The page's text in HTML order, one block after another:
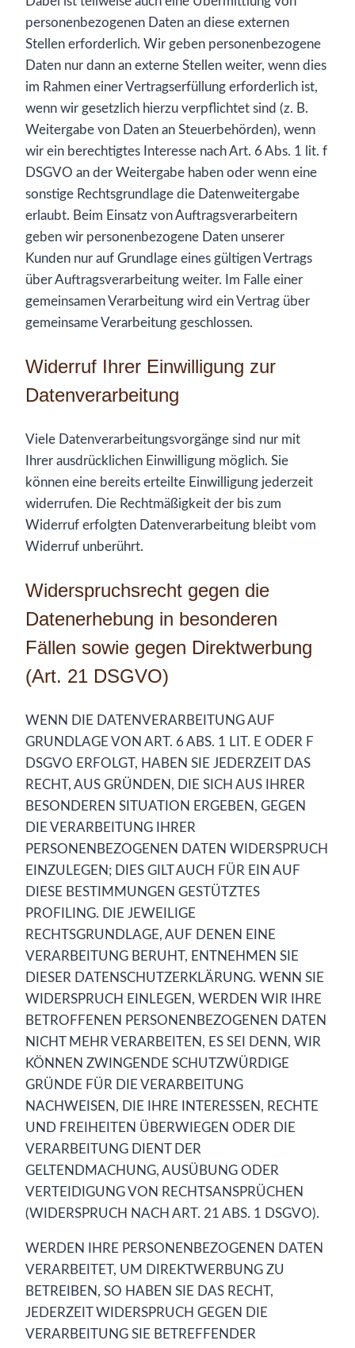
personenbezogenen Daten an diese externen
Stellen erforderlich. Wir geben personenbezogene
Daten nur dann an externe Stellen weiter, wenn dies
im Rahmen einer Vertragserfüllung erforderlich ist,
wenn wir gesetzlich hierzu verpflichtet sind (z. B.
Weitergabe von Daten an Steuerbehörden), wenn
wir ein berechtigtes Interesse nach Art. 6 Abs. 1 lit. f
DSGVO an der Weitergabe haben oder wenn eine
sonstige Rechtsgrundlage die Datenweitergabe
erlaubt. Beim Einsatz von Auftragsverarbeitern
geben wir personenbezogene Daten unserer
Kunden nur auf Grundlage eines gültigen Vertrags
über Auftragsverarbeitung weiter. Im Falle einer
gemeinsamen Verarbeitung wird ein Vertrag über
gemeinsame Verarbeitung geschlossen.
Widerruf Ihrer Einwilligung zur
Datenverarbeitung
Viele Datenverarbeitungsvorgänge sind nur mit
Ihrer ausdrücklichen Einwilligung möglich. Sie
können eine bereits erteilte Einwilligung jederzeit
widerrufen. Die Rechtmäßigkeit der bis zum
Widerruf erfolgten Datenverarbeitung bleibt vom
Widerruf unberührt.
Widerspruchsrecht gegen die
Datenerhebung in besonderen
Fällen sowie gegen Direktwerbung
(Art. 21 DSGVO)
WENN DIE DATENVERARBEITUNG AUF
GRUNDLAGE VON ART. 6 ABS. 1 LIT. E ODER F
DSGVO ERFOLGT, HABEN SIE JEDERZEIT DAS
RECHT, AUS GRÜNDEN, DIE SICH AUS IHRER
BESONDEREN SITUATION ERGEBEN, GEGEN
DIE VERARBEITUNG IHRER
PERSONENBEZOGENEN DATEN WIDERSPRUCH
EINZULEGEN; DIES GILT AUCH FÜR EIN AUF
DIESE BESTIMMUNGEN GESTÜTZTES
PROFILING. DIE JEWEILIGE
RECHTSGRUNDLAGE, AUF DENEN EINE
VERARBEITUNG BERUHT, ENTNEHMEN SIE
DIESER DATENSCHUTZERKLÄRUNG. WENN SIE
WIDERSPRUCH EINLEGEN, WERDEN WIR IHRE
BETROFFENEN PERSONENBEZOGENEN DATEN
NICHT MEHR VERARBEITEN, ES SEI DENN, WIR
KÖNNEN ZWINGENDE SCHUTZWÜRDIGE
GRÜNDE FÜR DIE VERARBEITUNG
NACHWEISEN, DIE IHRE INTERESSEN, RECHTE
UND FREIHEITEN ÜBERWIEGEN ODER DIE
VERARBEITUNG DIENT DER
GELTENDMACHUNG, AUSÜBUNG ODER
VERTEIDIGUNG VON RECHTSANSPRÜCHEN
(WIDERSPRUCH NACH ART. 21 ABS. 1 DSGVO).
WERDEN IHRE PERSONENBEZOGENEN DATEN
VERARBEITET, UM DIREKTWERBUNG ZU
BETREIBEN, SO HABEN SIE DAS RECHT,
JEDERZEIT WIDERSPRUCH GEGEN DIE
VERARBEITUNG SIE BETREFFENDER